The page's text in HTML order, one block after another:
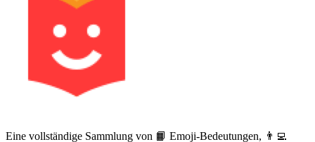
Eine vollständige Sammlung von 📙 Emoji-Bedeutungen, 👨‍💻